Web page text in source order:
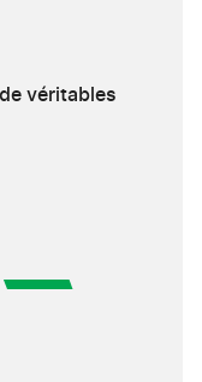
véritables